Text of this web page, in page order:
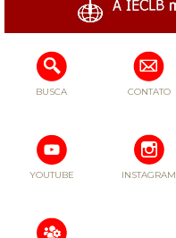
BUSCA CONTATO
YOUTUBE INSTAGRAM